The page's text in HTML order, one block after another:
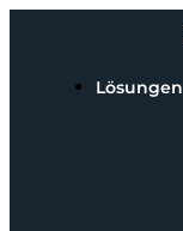
Lösungen